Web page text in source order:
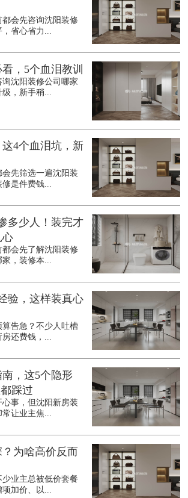
会先咨询沈阳装修
省心省力...
，5个血泪教训
沈阳装修公司哪家
，新手稍...
4个血泪坑，新
先筛选一遍沈阳装
是件费钱...
多少人！装完才
心
会先了解沈阳装修
，装修本...
验，这样装真心
告急？不少人吐槽
还费钱，...
，这5个隐形
踩过
事，但沈阳新房装
让业主焦...
为啥高价反而
业主总被低价套餐
加价、以...